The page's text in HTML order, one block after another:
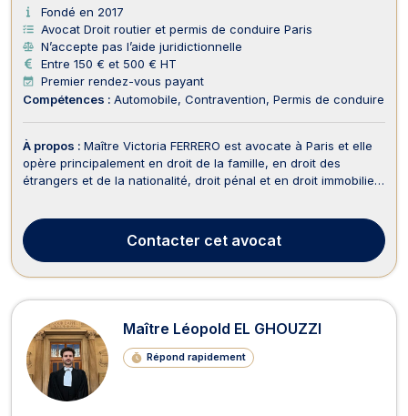
Fondé en 2017
Avocat Droit routier et permis de conduire Paris
N’accepte pas l’aide juridictionnelle
Entre 150 € et 500 € HT
Premier rendez-vous payant
Compétences : Automobile Contravention Permis de conduire
À propos : Maître Victoria FERRERO est avocate à Paris et elle
opère principalement en droit de la famille, en droit des
étrangers et de la nationalité, droit pénal et en droit immobilier.
intervient sur les dossiers de r...
Contacter cet avocat
Maître Léopold EL GHOUZZI
Répond rapidement